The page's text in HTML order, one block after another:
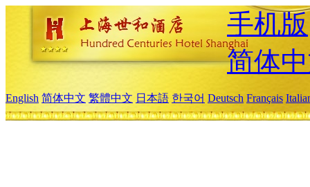
手机版
简体
English 简体中文 繁體中文 日本語 한국어 Deutsch Français